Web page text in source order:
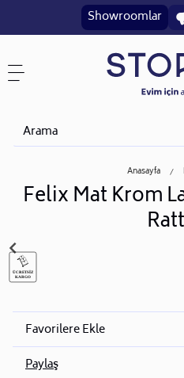
Showroomlar
Anasayfa
Felix Mat Krom
Favorilere Ekle
Paylaş